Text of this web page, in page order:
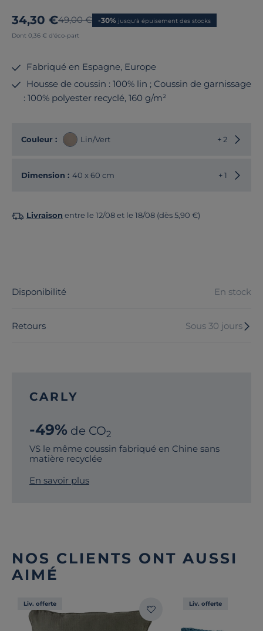
Nouveau prix
34,30 €Ancien prix
49,00 € -30% jusqu'à épuisement des stocks
Dont 0,36 € d'éco-part
Fabriqué en Espagne, Europe
Housse de coussin : 100% lin ; Coussin de garnissage
: 100% polyester recyclé, 160 g/m²
Couleur : Lin/Vert + 2
Dimension : 40 x 60 cm + 1
Livraison entre le 12/08 et le 18/08 (dès 5,90 €)
Disponibilité En stock
Retours Sous 30 jours
CARLY
-49% de CO2
VS le même coussin fabriqué en Chine sans
matière recyclée
En savoir plus
NOS CLIENTS ONT AUSSI
AIMÉ
Liv. offerte Liv. offerte